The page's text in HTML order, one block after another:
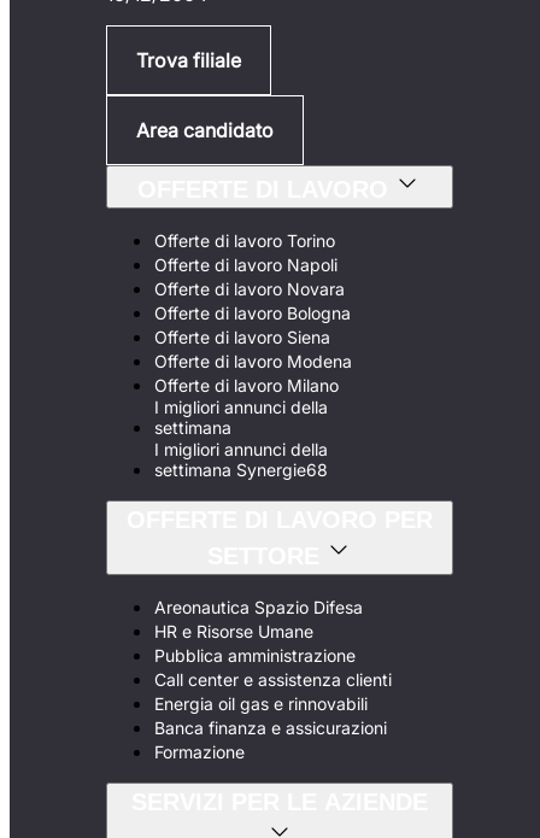
Trova filiale
Area candidato
Offerte di lavoro Torino
Offerte di lavoro Napoli
Offerte di lavoro Novara
Offerte di lavoro Bologna
Offerte di lavoro Siena
Offerte di lavoro Modena
Offerte di lavoro Milano
I migliori annunci della
settimana
I migliori annunci della
settimana Synergie68
Areonautica Spazio Difesa
HR e Risorse Umane
Pubblica amministrazione
Call center e assistenza clienti
Energia oil gas e rinnovabili
Banca finanza e assicurazioni
Formazione